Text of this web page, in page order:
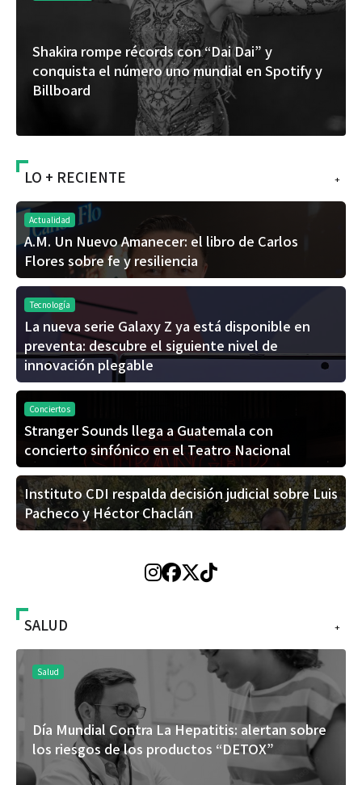
Shakira rompe récords con “Dai Dai” y
conquista el número uno mundial en Spotify y
Billboard
+
LO + RECIENTE
Actualidad
A.M. Un Nuevo Amanecer: el libro de Carlos
Flores sobre fe y resiliencia
Tecnología
La nueva serie Galaxy Z ya está disponible en
preventa: descubre el siguiente nivel de
innovación plegable
Conciertos
Stranger Sounds llega a Guatemala con
concierto sinfónico en el Teatro Nacional
Instituto CDI respalda decisión judicial sobre Luis
Pacheco y Héctor Chaclán
+
SALUD
Salud
Día Mundial Contra La Hepatitis: alertan sobre
los riesgos de los productos “DETOX”